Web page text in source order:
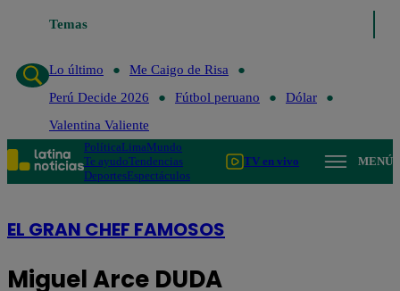
Temas
Lo último
Me Caigo de Risa
Perú Decide 2026
Fútbol peruano
Dólar
Valentina Valiente
PolíticaLimaMundo
Te ayudoTendencias
DeportesEspectáculos
TV en vivo MENÚ
EL GRAN CHEF FAMOSOS
Miguel Arce DUDA